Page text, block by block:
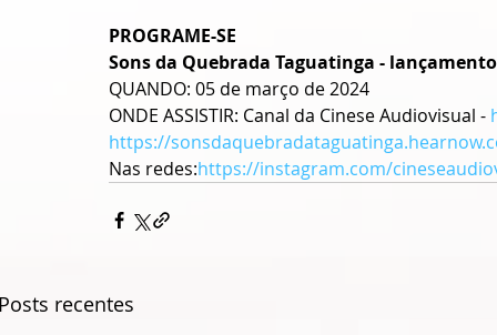
PROGRAME-SE
Sons da Quebrada Taguatinga -
QUANDO: 05 de março de 2024
ONDE ASSISTIR: Canal da Cinese Audiovisual -
https://
Nas redes:https://instagram.com/
recentes